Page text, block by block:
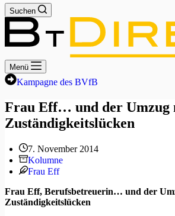
Suchen
Menü
Kampagne des BVfB
Frau Eff… und der Umzug
Zuständigkeitslücken
7. November 2014
Kolumne
Frau Eff
Frau Eff, Berufsbetreuerin… und der
Zuständigkeitslücken